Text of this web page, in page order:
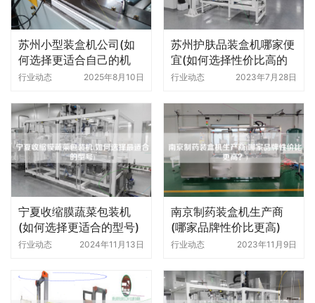
苏州小型装盒机公司(如
何选择更适合自己的机
型)
行业动态 2025年8月10日
苏州护肤品装盒机哪家便
宜(如何选择性价比高的
品牌)
行业动态 2023年7月28日
宁夏收缩膜蔬菜包装机
(如何选择更适合的型号)
行业动态 2024年11月13日
南京制药装盒机生产商
(哪家品牌性价比更高)
行业动态 2023年11月9日